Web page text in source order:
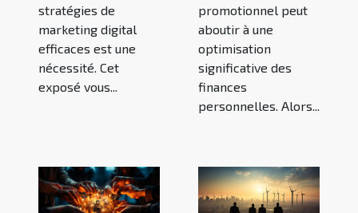
stratégies de
marketing digital
efficaces est une
nécessité. Cet
exposé vous...
promotionnel peut
aboutir à une
optimisation
significative des
finances
personnelles. Alors...